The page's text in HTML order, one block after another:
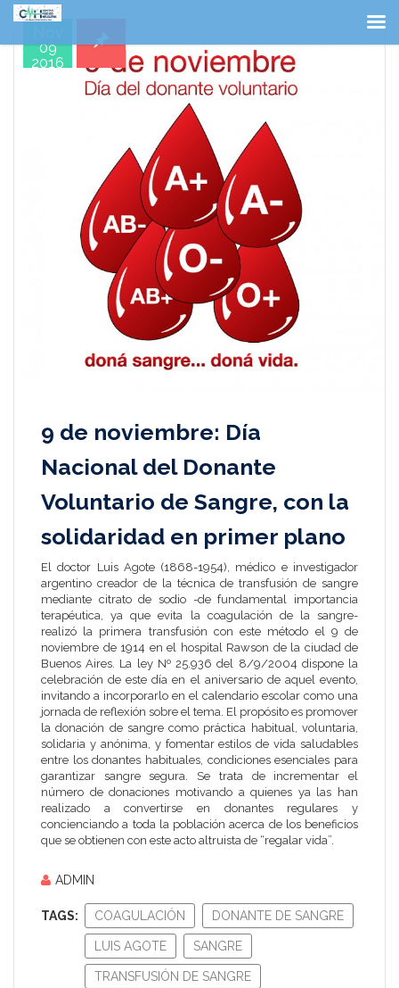
09
2016
9 de noviembre: Día
Nacional del Donante
Voluntario de Sangre, con la
solidaridad en primer plano
El doctor Luis Agote (1868-1954), médico e investigador
argentino creador de la técnica de transfusión de sangre
mediante citrato de sodio -de fundamental importancia
terapéutica, ya que evita la coagulación de la sangre-
realizó la primera transfusión con este método el 9 de
noviembre de 1914 en el hospital Rawson de la ciudad de
Buenos Aires. La ley Nº 25.936 del 8/9/2004 dispone la
celebración de este día en el aniversario de aquel evento,
invitando a incorporarlo en el calendario escolar como una
jornada de reflexión sobre el tema. El propósito es promover
la donación de sangre como práctica habitual, voluntaria,
solidaria y anónima, y fomentar estilos de vida saludables
entre los donantes habituales, condiciones esenciales para
garantizar sangre segura. Se trata de incrementar el
número de donaciones motivando a quienes ya las han
realizado a convertirse en donantes regulares y
concienciando a toda la población acerca de los beneficios
que se obtienen con este acto altruista de “regalar vida”.
ADMIN
TAGS: COAGULACIÓN DONANTE DE SANGRE
LUIS AGOTE SANGRE
TRANSFUSIÓN DE SANGRE